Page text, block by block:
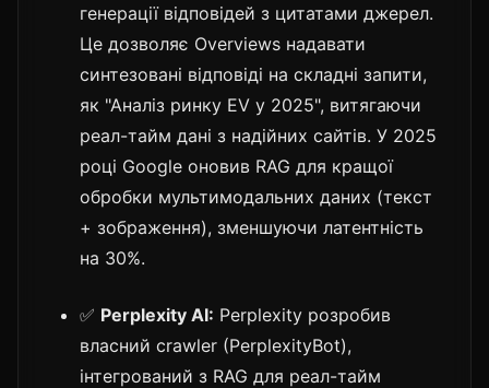
генерації відповідей з цитатами джерел.
Це дозволяє Overviews надавати
синтезовані відповіді на складні запити,
як "Аналіз ринку EV у 2025", витягаючи
реал-тайм дані з надійних сайтів. У 2025
році Google оновив RAG для кращої
обробки мультимодальних даних (текст
+ зображення), зменшуючи латентність
на 30%.
✅ Perplexity AI: Perplexity розробив
власний crawler (PerplexityBot),
інтегрований з RAG для реал-тайм